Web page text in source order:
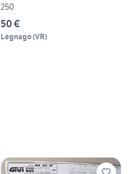
250
50 €
Legnago(VR)